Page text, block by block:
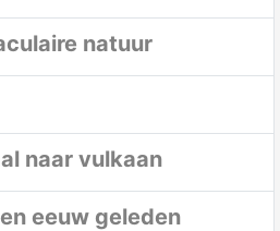
natuur
naar vulkaan
eeuw geleden